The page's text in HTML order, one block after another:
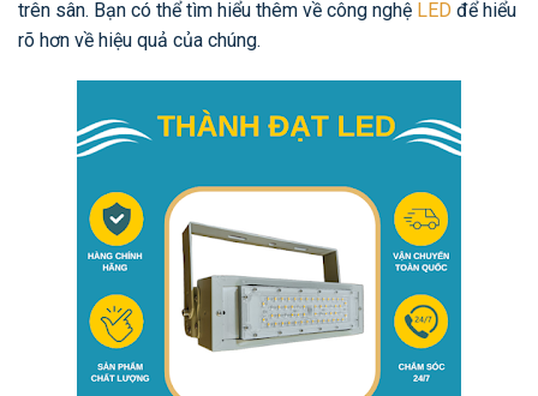
trên sân. Bạn có thể tìm hiểu thêm về công nghệ LED để hiểu
rõ hơn về hiệu quả của chúng.